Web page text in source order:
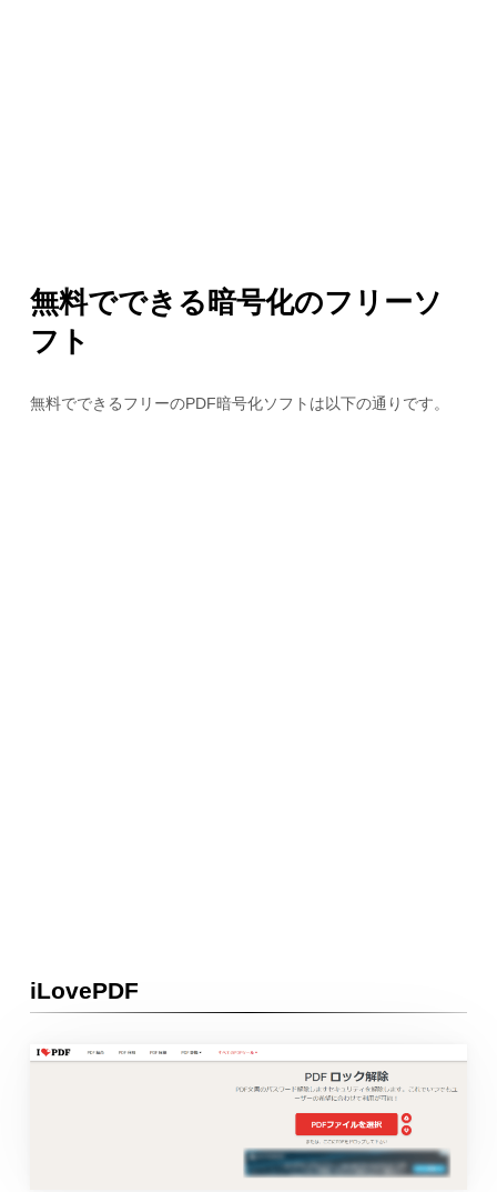
無料でできる暗号化のフリーソ
フト
無料でできるフリーのPDF暗号化ソフトは以下の通りです。
iLovePDF